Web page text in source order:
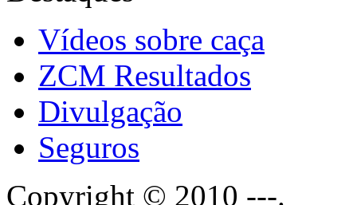
Vídeos sobre caça
ZCM Resultados
Divulgação
Seguros
Copyright © 2010 ---.